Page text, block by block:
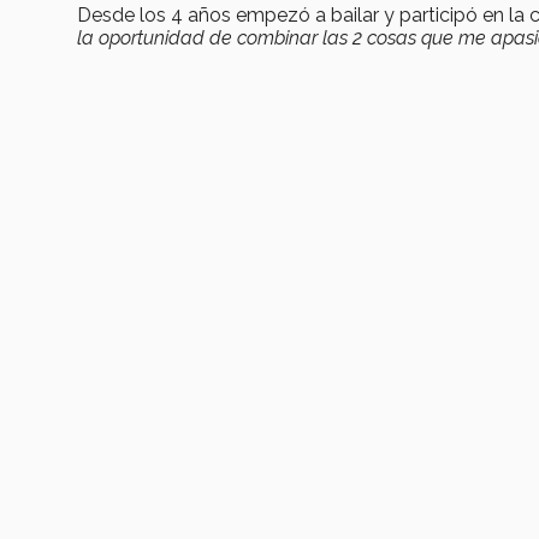
Desde los 4 años empezó a bailar y participó en la
la oportunidad de combinar las 2 cosas que me